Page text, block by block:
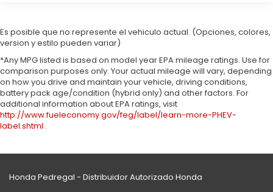
Es posible que no represente el vehiculo actual. (Opciones, colores,
version y estilo pueden variar)
*Any MPG listed is based on model year EPA mileage ratings. Use for
comparison purposes only. Your actual mileage will vary, depending
on how you drive and maintain your vehicle, driving conditions,
battery pack age/condition (hybrid only) and other factors. For
additional information about EPA ratings, visit
http://www.fueleconomy.gov/feg/label/learn-more-PHEV-
label.shtml .
Honda Pedregal - Distribuidor Autorizado Honda